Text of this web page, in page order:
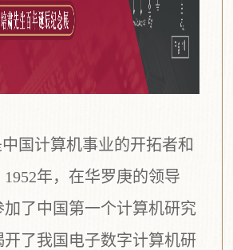
国计算机事业的开拓者和
年，在华罗庚的领导
加了中国第一个计算机研究
开了我国电子数字计算机研